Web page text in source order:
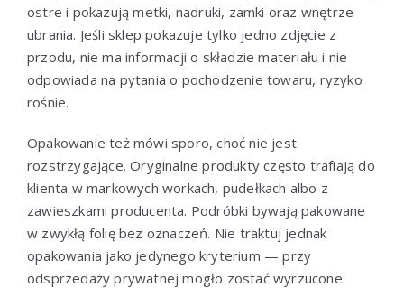
ostre i pokazują metki, nadruki, zamki oraz wnętrze
ubrania. Jeśli sklep pokazuje tylko jedno zdjęcie z
przodu, nie ma informacji o składzie materiału i nie
odpowiada na pytania o pochodzenie towaru, ryzyko
rośnie.
Opakowanie też mówi sporo, choć nie jest
rozstrzygające. Oryginalne produkty często trafiają do
klienta w markowych workach, pudełkach albo z
zawieszkami producenta. Podróbki bywają pakowane
w zwykłą folię bez oznaczeń. Nie traktuj jednak
opakowania jako jedynego kryterium — przy
odsprzedaży prywatnej mogło zostać wyrzucone.